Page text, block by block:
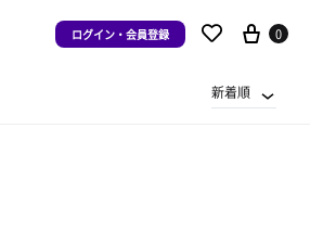
ログイン・会員登録 0
新着順